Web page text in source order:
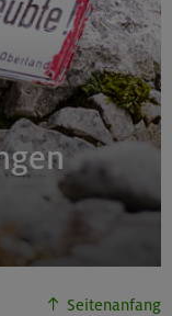
Seitenanfang